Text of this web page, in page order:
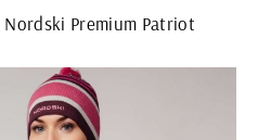
Nordski Premium Patriot